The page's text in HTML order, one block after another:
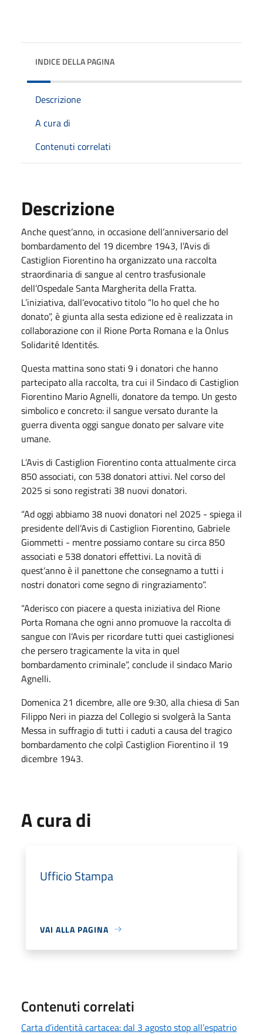
INDICE DELLA PAGINA
Descrizione
A cura di
Contenuti correlati
Descrizione
Anche quest’anno, in occasione dell’anniversario del
bombardamento del 19 dicembre 1943, l’Avis di
Castiglion Fiorentino ha organizzato una raccolta
straordinaria di sangue al centro trasfusionale
dell’Ospedale Santa Margherita della Fratta.
L’iniziativa, dall’evocativo titolo “Io ho quel che ho
donato”, è giunta alla sesta edizione ed è realizzata in
collaborazione con il Rione Porta Romana e la Onlus
Solidarité Identités.
Questa mattina sono stati 9 i donatori che hanno
partecipato alla raccolta, tra cui il Sindaco di Castiglion
Fiorentino Mario Agnelli, donatore da tempo. Un gesto
simbolico e concreto: il sangue versato durante la
guerra diventa oggi sangue donato per salvare vite
umane.
L’Avis di Castiglion Fiorentino conta attualmente circa
850 associati, con 538 donatori attivi. Nel corso del
2025 si sono registrati 38 nuovi donatori.
“Ad oggi abbiamo 38 nuovi donatori nel 2025 - spiega il
presidente dell’Avis di Castiglion Fiorentino, Gabriele
Giommetti - mentre possiamo contare su circa 850
associati e 538 donatori effettivi. La novità di
quest’anno è il panettone che consegnamo a tutti i
nostri donatori come segno di ringraziamento”.
“Aderisco con piacere a questa iniziativa del Rione
Porta Romana che ogni anno promuove la raccolta di
sangue con l’Avis per ricordare tutti quei castiglionesi
che persero tragicamente la vita in quel
bombardamento criminale”, conclude il sindaco Mario
Agnelli.
Domenica 21 dicembre, alle ore 9:30, alla chiesa di San
Filippo Neri in piazza del Collegio si svolgerà la Santa
Messa in suffragio di tutti i caduti a causa del tragico
bombardamento che colpì Castiglion Fiorentino il 19
dicembre 1943.
A cura di
Ufficio Stampa
VAI ALLA PAGINA
Contenuti correlati
Carta d’identità cartacea: dal 3 agosto stop all’espatrio